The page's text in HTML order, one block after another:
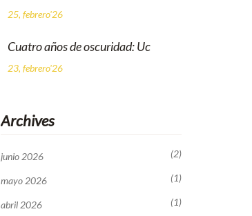
25, febrero'26
Cuatro años de oscuridad: Uc
23, febrero'26
Archives
junio 2026 (2)
mayo 2026 (1)
abril 2026 (1)